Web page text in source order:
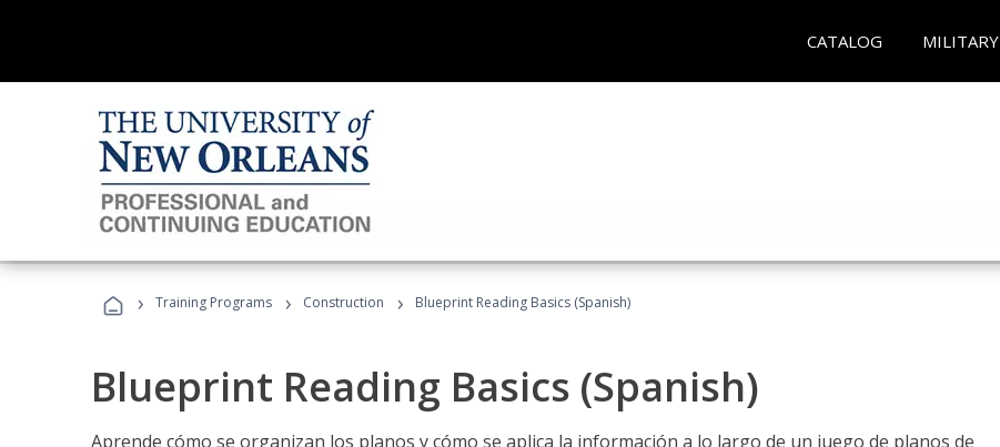
CATALOG MILITARY
› Training Programs › Construction › Blueprint Reading Basics (Spanish)
Blueprint Reading Basics (Spanish)
Aprende cómo se organizan los planos y cómo se aplica la información a lo largo de un juego de planos de